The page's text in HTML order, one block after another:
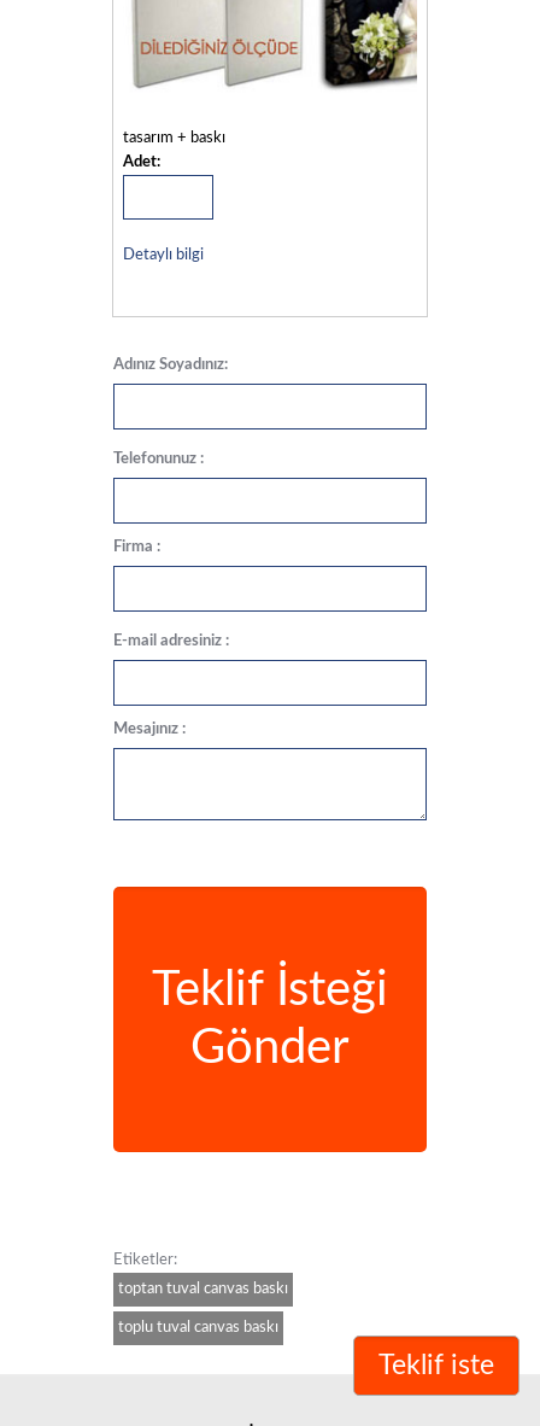
tasarım + baskı
Adet:
Detaylı bilgi
Adınız Soyadınız:
Telefonunuz :
Firma :
E-mail adresiniz :
Mesajınız :
Teklif İsteği
Gönder
Etiketler:
toptan tuval canvas baskı
toplu tuval canvas baskı
Teklif iste